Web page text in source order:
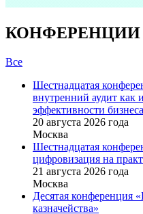
КОНФЕРЕНЦИИ
Все
Шестнадцатая
внутренний аудит
эффективности
20 августа 2026 года
Москва
Шестнадцатая
цифровизация на
21 августа 2026 года
Москва
Десятая конференция
казначейства»